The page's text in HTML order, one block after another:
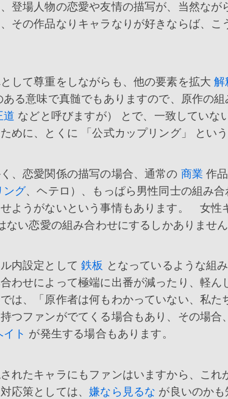
登場人物の恋愛や友情の描写が、当然なが
その作品なりキャラなりが好きならば、こ
して尊重をしながらも、他の要素を拡大解
ある意味で真髄でもありますので、原作の
道 などと呼びますが） とで、一致してい
めに、とくに 「公式カップリング」 とい
、恋愛関係の描写の場合、通常の 商業 作
ング、ヘテロ）、もっぱら男性同士の組み合
ようがないという事情もあります。 女性
ない恋愛の組み合わせにするしかありません
内設定として鉄板 となっているような組
わせによって極端に出番が減ったり、軽
は、「原作者は何もわかっていない、私
つファンがでてくる場合もあり、その場
ト が発生する場合もあります。
れたキャラにもファンはいますから、これ
応策としては、嫌なら見るな が良いのかも